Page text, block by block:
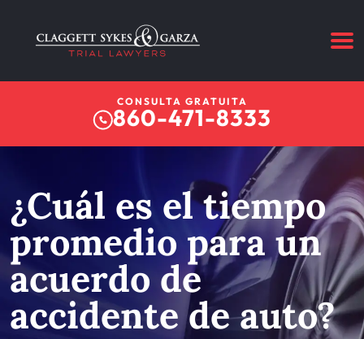
CONSULTA GRATUITA
860-471-8333
¿Cuál es el tiempo
promedio para un
acuerdo de
accidente de auto?